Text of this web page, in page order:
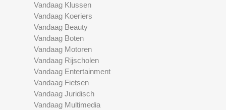
Vandaag Klussen
Vandaag Koeriers
Vandaag Beauty
Vandaag Boten
Vandaag Motoren
Vandaag Rijscholen
Vandaag Entertainment
Vandaag Fietsen
Vandaag Juridisch
Vandaag Multimedia